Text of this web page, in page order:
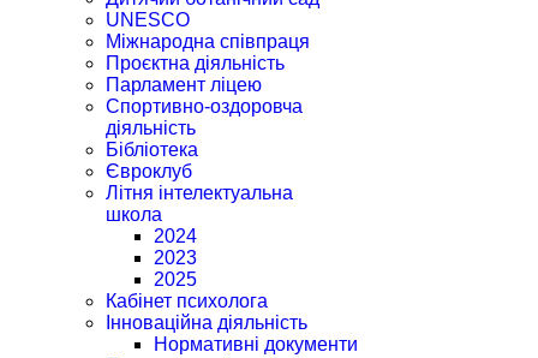
UNESCO
Міжнародна співпраця
Проєктна діяльність
Парламент ліцею
Спортивно-оздоровча
діяльність
Бібліотека
Євроклуб
Літня інтелектуальна
школа
2024
2023
2025
Кабінет психолога
Інноваційна діяльність
Нормативні документи